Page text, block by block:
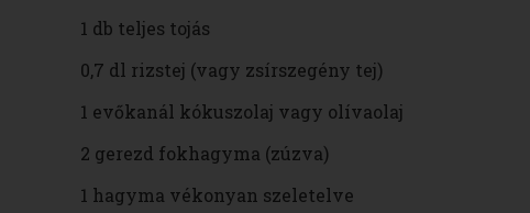
1 db teljes tojás
0,7 dl rizstej (vagy zsírszegény tej)
1 evőkanál kókuszolaj vagy olívaolaj
2 gerezd fokhagyma (zúzva)
1 hagyma vékonyan szeletelve